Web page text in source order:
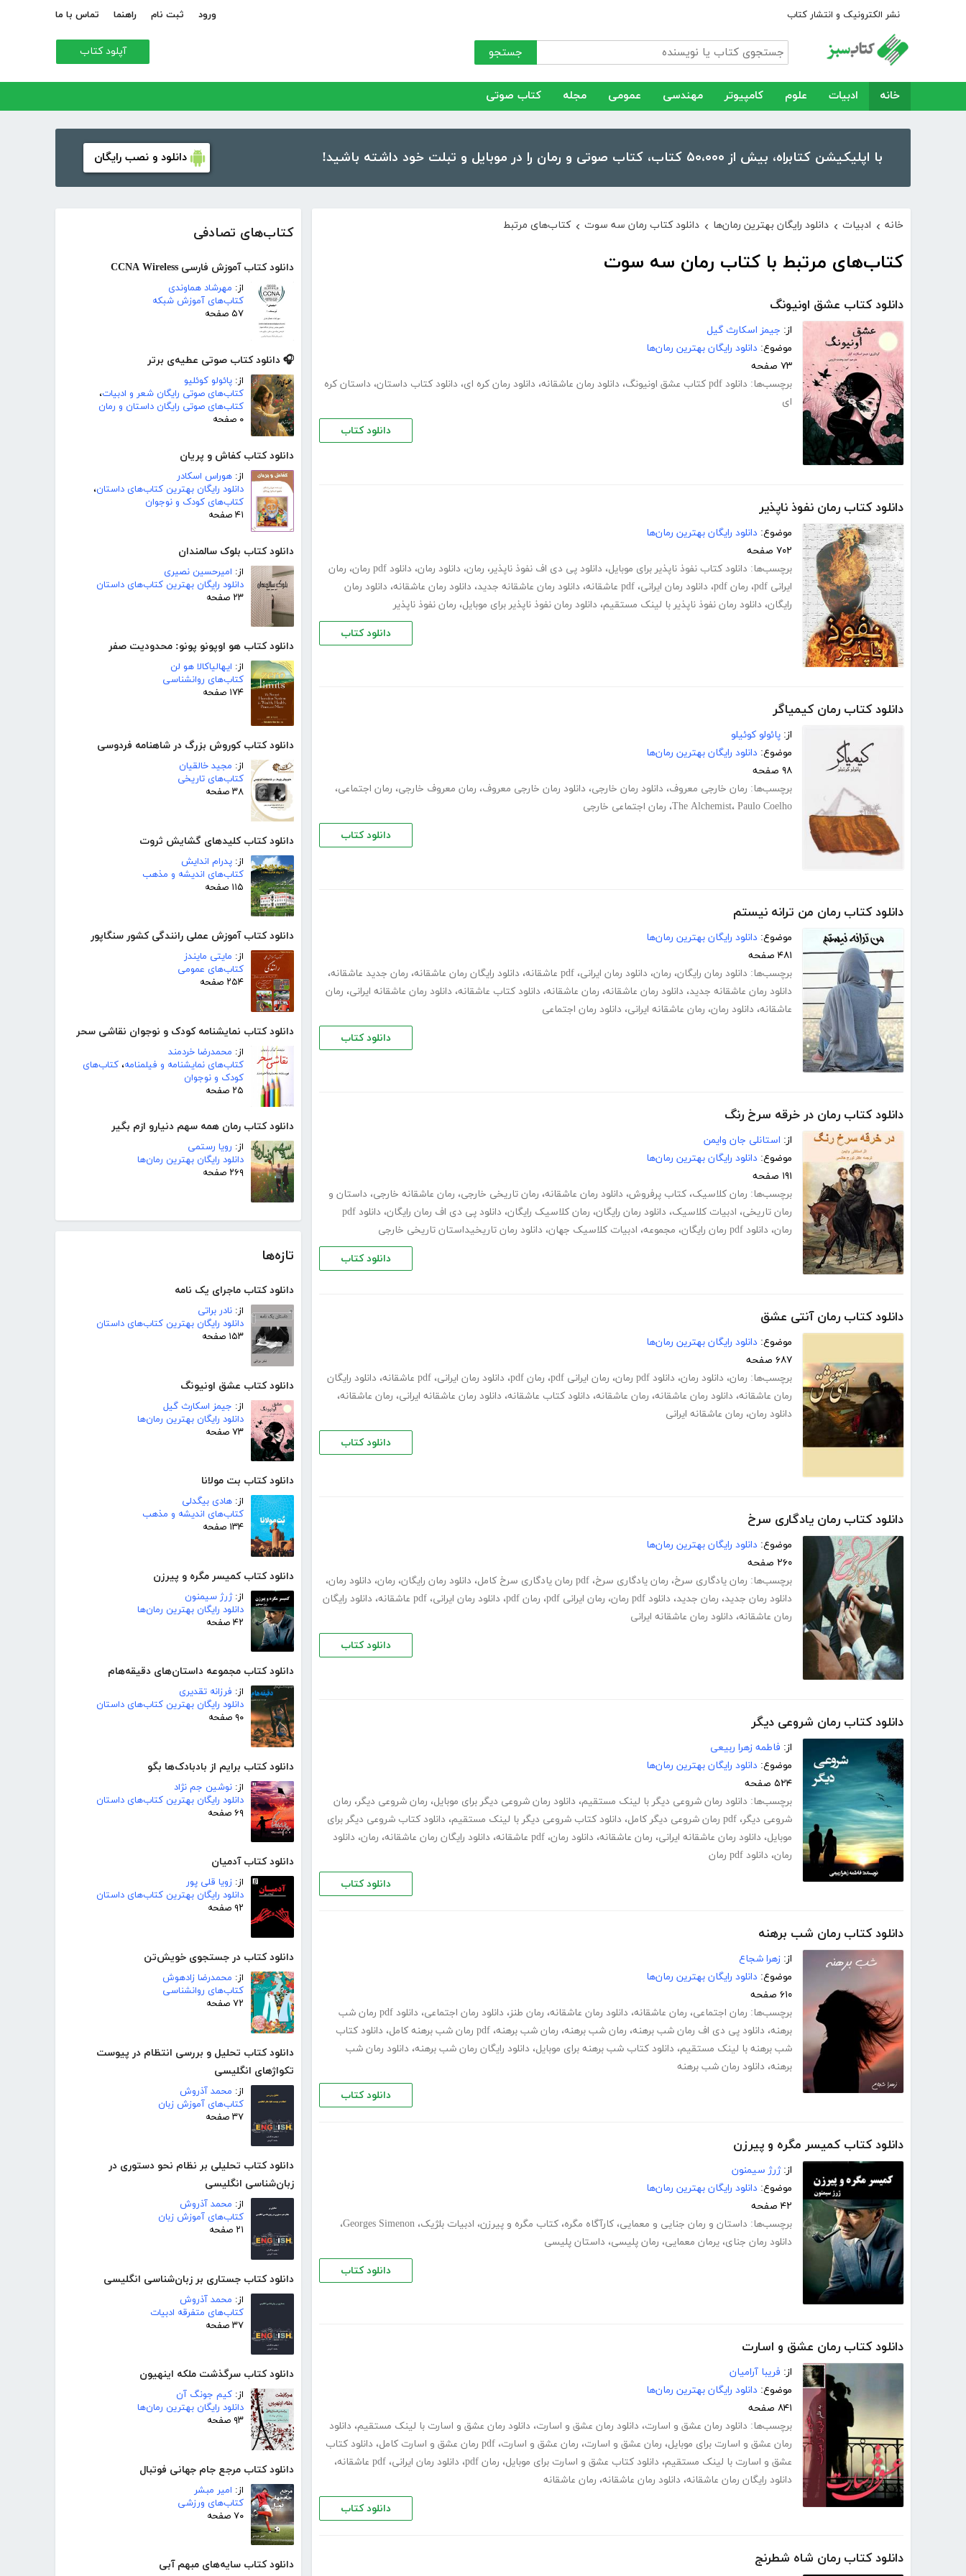
نشر الکترونیک و انتشار کتاب ورود ثبت نام راهنما تماس با ما
جستجو آپلود کتاب
خانه ادبیات علوم کامپیوتر مهندسی عمومی مجله کتاب صوتی
با اپلیکیشن کتابراه، بیش از ۵۰،۰۰۰ کتاب، کتاب صوتی و رمان را در موبایل و تبلت خود داشته باشید! دانلود و نصب رایگان
کتاب‌های تصادفی
دانلود کتاب آموزش فارسی CCNA Wireless
از: مهرشاد هماوندی
کتاب‌های آموزش شبکه
۵۷ صفحه
🎧 دانلود کتاب صوتی عطیه‌ی برتر
از: پائولو کوئلیو
کتاب‌های صوتی رایگان شعر و ادبیات،
کتاب‌های صوتی رایگان داستان و رمان
۰ صفحه
دانلود کتاب کفاش و پریان
از: هوراس اسکادر
دانلود رایگان بهترین کتاب‌های داستان،
کتاب‌های کودک و نوجوان
۴۱ صفحه
دانلود کتاب بلوک سالمندان
از: امیرحسین نصیری
دانلود رایگان بهترین کتاب‌های داستان
۲۳ صفحه
دانلود کتاب هو اوپونو پونو: محدودیت صفر
از: ایهالیاکالا هو لن
کتاب‌های روانشناسی
۱۷۴ صفحه
دانلود کتاب کوروش بزرگ در شاهنامه فردوسی
از: مجید خالقیان
کتاب‌های تاریخی
۳۸ صفحه
دانلود کتاب کلیدهای گشایش ثروت
از: پدرام اندایش
کتاب‌های اندیشه و مذهب
۱۱۵ صفحه
دانلود کتاب آموزش عملی رانندگی کشور سنگاپور
از: مایتی مایندز
کتاب‌های عمومی
۲۵۴ صفحه
دانلود کتاب نمایشنامه کودک و نوجوان نقاشی سحر
از: محمدرضا خردمند
کتاب‌های نمایشنامه و فیلمنامه، کتاب‌های
کودک و نوجوان
۲۵ صفحه
دانلود کتاب رمان همه سهم دنیارو ازم بگیر
از: رویا رستمی
دانلود رایگان بهترین رمان‌ها
۲۶۹ صفحه
تازه‌ها
دانلود کتاب ماجرای یک نامه
از: نادر براتی
دانلود رایگان بهترین کتاب‌های داستان
۱۵۳ صفحه
دانلود کتاب عشق اونیونگ
از: جیمز اسکارث گیل
دانلود رایگان بهترین رمان‌ها
۷۳ صفحه
دانلود کتاب بت مولانا
از: هادی بیگدلی
کتاب‌های اندیشه و مذهب
۱۳۴ صفحه
دانلود کتاب کمیسر مگره و پیرزن
از:ژرژ سیمنون
دانلود رایگان بهترین رمان‌ها
۴۲ صفحه
دانلود کتاب مجموعه داستان‌های دقیقه‌هام
از: فرزانه تقدیری
دانلود رایگان بهترین کتاب‌های داستان
۹۰ صفحه
دانلود کتاب برایم از بادبادک‌ها بگو
از: نوشین جم نژاد
دانلود رایگان بهترین کتاب‌های داستان
۶۹ صفحه
دانلود کتاب آدمیان
از: زویا قلی پور
دانلود رایگان بهترین کتاب‌های داستان
۹۲ صفحه
دانلود کتاب در جستجوی خویش‌تن
از: محمدرضا زادهوش
کتاب‌های روانشناسی
۷۲ صفحه
دانلود کتاب تحلیل و بررسی انتظام در پیوست
تکواژهای انگلیسی
از: محمد آذروش
کتاب‌های آموزش زبان
۳۷ صفحه
دانلود کتاب تحلیلی بر نظام نحو دستوری در
زبان‌شناسی انگلیسی
از: محمد آذروش
کتاب‌های آموزش زبان
۲۱ صفحه
دانلود کتاب جستاری بر زبان‌شناسی انگلیسی
از: محمد آذروش
کتاب‌های متفرقه ادبیات
۳۷ صفحه
دانلود کتاب سرگذشت ملکه اینهیون
از: کیم جونگ آن
دانلود رایگان بهترین رمان‌ها
۹۳ صفحه
دانلود کتاب مرجع جام جهانی فوتبال
از: امیر مبشر
کتاب‌های ورزشی
۷۰ صفحه
دانلود کتاب سایه‌های مبهم آبی
خانه › ادبیات › دانلود رایگان بهترین رمان‌ها › دانلود کتاب رمان سه سوت › کتاب‌های مرتبط
کتاب‌های مرتبط با کتاب رمان سه سوت
دانلود کتاب عشق اونیونگ
از: جیمز اسکارث گیل
موضوع: دانلود رایگان بهترین رمان‌ها
۷۳ صفحه
برچسب‌ها: دانلود pdf کتاب عشق اونیونگ ، دانلود رمان عاشقانه، دانلود رمان کره ای، دانلود کتاب داستان، داستان کره
ای
دانلود کتاب
دانلود کتاب رمان نفوذ ناپذیر
موضوع: دانلود رایگان بهترین رمان‌ها
۷۰۲ صفحه
برچسب‌ها: دانلود کتاب نفوذ ناپذیر برای موبایل، دانلود پی دی اف نفوذ ناپذیر، رمان، دانلود رمان، دانلود pdf رمان ، رمان
ایرانی pdf
، رمان pdf ، دانلود رمان ایرانی، pdf عاشقانه ، دانلود رمان عاشقانه جدید، دانلود رمان عاشقانه، دانلود رمان
رایگان، دانلود رمان نفوذ ناپذیر با لینک مستقیم، دانلود رمان نفوذ ناپذیر برای موبایل، رمان نفوذ ناپذیر
دانلود کتاب
دانلود کتاب رمان کیمیاگر
از: پائولو کوئیلو
موضوع: دانلود رایگان بهترین رمان‌ها
۹۸ صفحه
برچسب‌ها: رمان خارجی معروف، دانلود رمان خارجی، دانلود رمان خارجی معروف، رمان معروف خارجی، رمان اجتماعی،
The Alchemist، Paulo Coelho ، رمان اجتماعی خارجی
دانلود کتاب
دانلود کتاب رمان من ترانه نیستم
موضوع: دانلود رایگان بهترین رمان‌ها
۴۸۱ صفحه
برچسب‌ها: دانلود رمان رایگان، رمان، دانلود رمان ایرانی، pdf عاشقانه ، دانلود رایگان رمان عاشقانه، رمان جدید عاشقانه،
دانلود رمان عاشقانه جدید، دانلود رمان عاشقانه، رمان عاشقانه، دانلود کتاب عاشقانه، دانلود رمان عاشقانه ایرانی، رمان
عاشقانه، دانلود رمان، رمان عاشقانه ایرانی، دانلود رمان اجتماعی
دانلود کتاب
دانلود کتاب رمان در خرقه سرخ رنگ
از: استانلی جان وایمن
موضوع: دانلود رایگان بهترین رمان‌ها
۱۹۱ صفحه
برچسب‌ها: رمان کلاسیک، کتاب پرفروش، دانلود رمان عاشقانه، رمان تاریخی خارجی، رمان عاشقانه خارجی، داستان و
رمان تاریخی، ادبیات کلاسیک، دانلود رمان رایگان، رمان کلاسیک رایگان، دانلود پی دی اف رمان رایگان،
دانلود pdf
رمان، دانلود pdf رمان رایگان ، مجموعه، ادبیات کلاسیک جهان، دانلود رمان تاریخیداستان تاریخی خارجی
دانلود کتاب
دانلود کتاب رمان آنتی عشق
موضوع: دانلود رایگان بهترین رمان‌ها
۶۸۷ صفحه
برچسب‌ها: رمان، دانلود رمان، دانلود pdf رمان ، رمان ایرانی pdf ، رمان pdf ، دانلود رمان ایرانی، pdf عاشقانه ، دانلود رایگان
رمان عاشقانه، دانلود رمان عاشقانه، رمان عاشقانه، دانلود کتاب عاشقانه، دانلود رمان عاشقانه ایرانی، رمان عاشقانه،
دانلود رمان، رمان عاشقانه ایرانی
دانلود کتاب
دانلود کتاب رمان یادگاری سرخ
موضوع: دانلود رایگان بهترین رمان‌ها
۲۶۰ صفحه
برچسب‌ها: رمان یادگاری سرخ، رمان یادگاری سرخ، pdf رمان یادگاری سرخ کامل ، دانلود رمان رایگان، رمان، دانلود رمان،
دانلود رمان جدید، رمان جدید، دانلود pdf رمان ، رمان ایرانی pdf ، رمان pdf ، دانلود رمان ایرانی، pdf عاشقانه ، دانلود رایگان
رمان عاشقانه، دانلود رمان عاشقانه ایرانی
دانلود کتاب
دانلود کتاب رمان شروعی دیگر
از: فاطمه زهرا ربیعی
موضوع: دانلود رایگان بهترین رمان‌ها
۵۲۴ صفحه
برچسب‌ها: دانلود رمان شروعی دیگر با لینک مستقیم، دانلود رمان شروعی دیگر برای موبایل، رمان شروعی دیگر، رمان
شروعی دیگر، pdf رمان شروعی دیگر کامل ، دانلود کتاب شروعی دیگر با لینک مستقیم، دانلود کتاب شروعی دیگر برای
موبایل، دانلود رمان عاشقانه ایرانی، رمان عاشقانه، دانلود رمان، pdf عاشقانه ، دانلود رایگان رمان عاشقانه، رمان، دانلود
رمان، دانلود pdf رمان
دانلود کتاب
دانلود کتاب رمان شب برهنه
از: زهرا شجاع
موضوع: دانلود رایگان بهترین رمان‌ها
۶۱۰ صفحه
برچسب‌ها: رمان اجتماعی، رمان عاشقانه، دانلود رمان عاشقانه، رمان طنز، دانلود رمان اجتماعی،
دانلود pdf رمان شب
برهنه، دانلود پی دی اف رمان شب برهنه، رمان شب برهنه، رمان شب برهنه، pdf رمان شب برهنه کامل ، دانلود کتاب
شب برهنه با لینک مستقیم، دانلود کتاب شب برهنه برای موبایل، دانلود رایگان رمان شب برهنه، دانلود رمان شب
برهنه، دانلود رمان شب برهنه
دانلود کتاب
دانلود کتاب کمیسر مگره و پیرزن
از:ژرژ سیمنون
موضوع: دانلود رایگان بهترین رمان‌ها
۴۲ صفحه
برچسب‌ها: داستان و رمان جنایی و معمایی، کارآگاه مگره، کتاب مگره و پیرزن، ادبیات بلژیک، Georges Simenon،
دانلود رمان جنای، یرمان معمایی، رمان پلیسی، داستان پلیسی
دانلود کتاب
دانلود کتاب رمان عشق و اسارت
از: فریبا آرامیان
موضوع: دانلود رایگان بهترین رمان‌ها
۸۴۱ صفحه
برچسب‌ها: دانلود رمان عشق و اسارت، دانلود رمان عشق و اسارت، دانلود رمان عشق و اسارت با لینک مستقیم، دانلود
رمان عشق و اسارت برای موبایل، رمان عشق و اسارت، رمان عشق و اسارت، pdf رمان عشق و اسارت کامل ، دانلود کتاب
عشق و اسارت با لینک مستقیم، دانلود کتاب عشق و اسارت برای موبایل، رمان pdf ، دانلود رمان ایرانی، pdf عاشقانه
،
دانلود رایگان رمان عاشقانه، دانلود رمان عاشقانه، رمان عاشقانه
دانلود کتاب
دانلود کتاب رمان شاه شطرنج